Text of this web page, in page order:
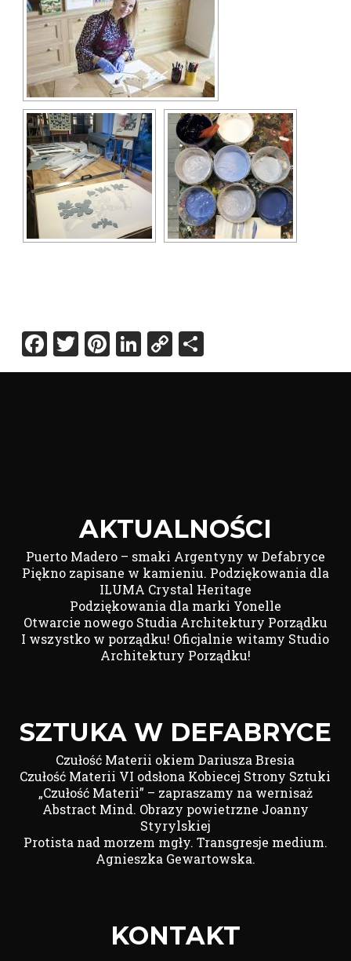
Facebook
Twitter
Pinterest
LinkedIn
Copy
Link
Share
AKTUALNOŚCI
Puerto Madero – smaki Argentyny w Defabryce
Piękno zapisane w kamieniu. Podziękowania dla
ILUMA Crystal Heritage
Podziękowania dla marki Yonelle
Otwarcie nowego Studia Architektury Porządku
I wszystko w porządku! Oficjalnie witamy Studio
Architektury Porządku!
SZTUKA W DEFABRYCE
Czułość Materii okiem Dariusza Bresia
Czułość Materii VI odsłona Kobiecej Strony Sztuki
„Czułość Materii” – zapraszamy na wernisaż
Abstract Mind. Obrazy powietrzne Joanny
Styrylskiej
Protista nad morzem mgły. Transgresje medium.
Agnieszka Gewartowska.
KONTAKT